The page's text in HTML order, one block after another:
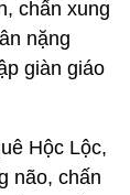
chấn xung
nặng
giàn giáo
Hộc Lộc,
não, chấn